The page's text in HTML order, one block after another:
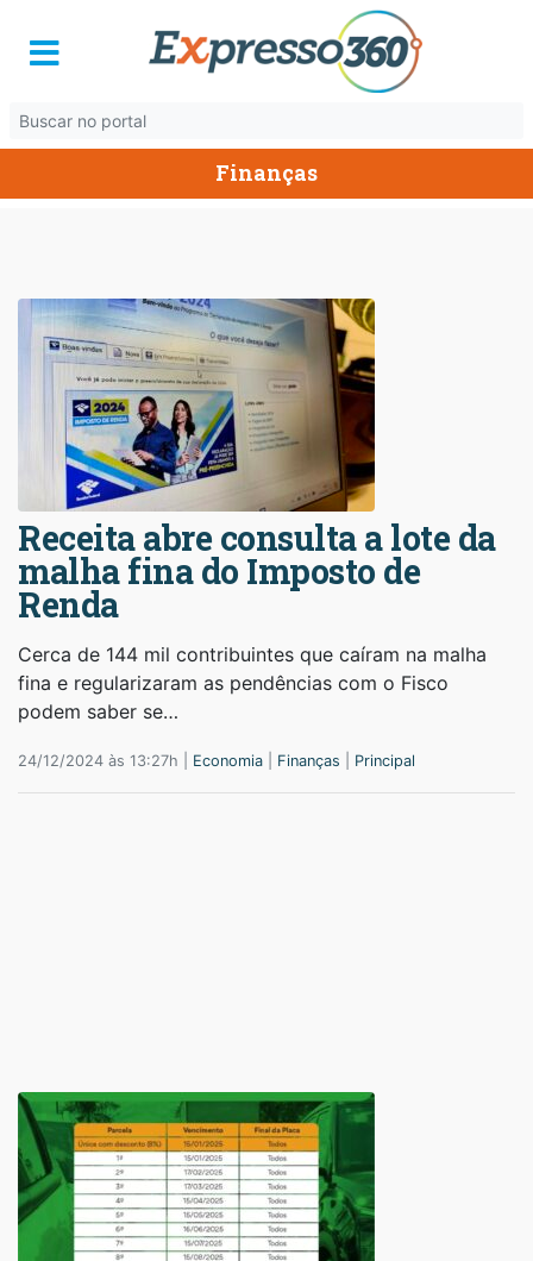
Finanças
Receita abre consulta a lote da
malha fina do Imposto de
Renda
Cerca de 144 mil contribuintes que caíram na malha
fina e regularizaram as pendências com o Fisco
podem saber se…
24/12/2024 às 13:27h | Economia Finanças Principal